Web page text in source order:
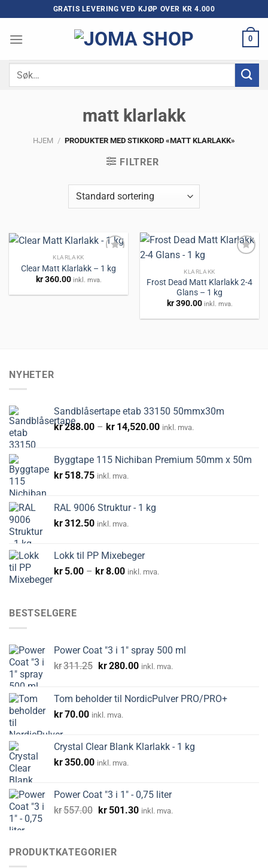
to
content
GRATIS LEVERING VED KJØP OVER KR 4.000
0
Søk
matt klarlakk
HJEM / PRODUKTER MED STIKKORD «MATT KLARLAKK»
FILTRER
Legg til
KLARLAKK
Clear Matt Klarlakk – 1 kg
kr 360.00 inkl. mva.
Legg til
huskeliste
KLARLAKK
Frost Dead Matt Klarlakk 2-4
Glans – 1 kg
kr 390.00 inkl. mva.
NYHETER
Sandblåsertape etab 33150 50mmx30m
kr288.00 – kr 14,520.00Prisområde:
kr14,520.00
inkl. mva.
Byggtape 115 Nichiban Premium 50mm x 50m
kr518.75 inkl. mva.
RAL 9006 Struktur - 1 kg
kr312.50 inkl. mva.
Lokk til PP Mixebeger
kr5.00 – kr8.00Prisområde:
inkl. mva.
BESTSELGERE
Power Coat "3 i 1" spray 500 ml
kr311.25 Opprinnelig
kr311.25.
kr280.00Nåværende
kr280.00.
inkl. mva.
Tom beholder til NordicPulver PRO/PRO+
kr70.00 inkl. mva.
Crystal Clear Blank Klarlakk - 1 kg
kr350.00 inkl. mva.
Power Coat "3 i 1" - 0,75 liter
kr557.00 Opprinnelig
kr557.00.
kr501.30Nåværende
inkl. mva.
PRODUKTKATEGORIER